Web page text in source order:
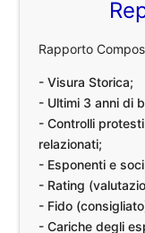
Rapporto
- Visura Storica;
- Ultimi 3 anni di
- Controlli
relazionati;
- Esponenti e
- Rating
- Fido
- Cariche degli